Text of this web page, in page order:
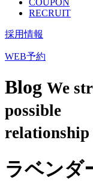
COUPON
RECRUIT
採用情報
WEB予約
Blog We
possible
relationship
ラベンダ